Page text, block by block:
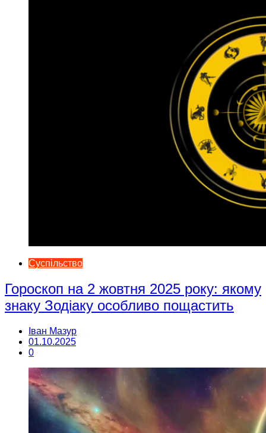
Суспільство
Гороскоп на 2 жовтня 2025 року: якому
знаку Зодіаку особливо пощастить
Іван Мазур
01.10.2025
0